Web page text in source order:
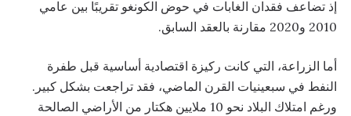
إذ تضاعف فقدان الغابات في حوض الكونغو تقريبًا بين عامي
2010 و2020 مقارنة بالعقد السابق.
أما الزراعة، التي كانت ركيزة اقتصادية أساسية قبل طفرة
النفط في سبعينيات القرن الماضي، فقد تراجعت بشكل كبير.
ورغم امتلاك البلاد نحو 10 ملايين هكتار من الأراضي الصالحة